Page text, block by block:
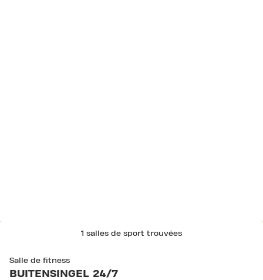
1 salles de sport trouvées
Salle de fitness
BUITENSINGEL 24/7